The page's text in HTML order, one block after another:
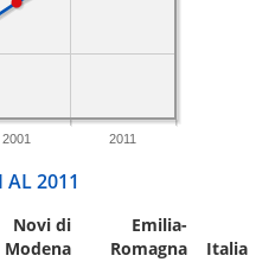
2001 2011
AL 2011
Novi di
Modena
Emilia-
Romagna
Italia